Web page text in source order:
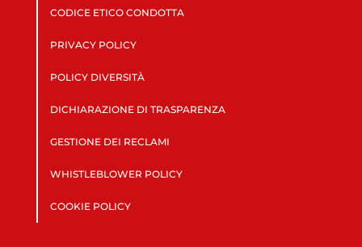
CODICE ETICO CONDOTTA
PRIVACY POLICY
POLICY DIVERSITÀ
DICHIARAZIONE DI TRASPARENZA
GESTIONE DEI RECLAMI
WHISTLEBLOWER POLICY
COOKIE POLICY